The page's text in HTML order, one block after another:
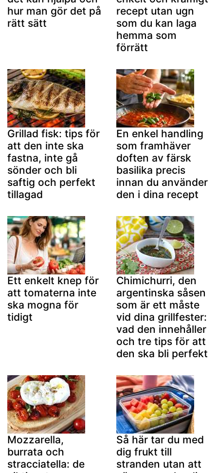
hur man gör det på
rätt sätt
recept utan ugn
som du kan laga
hemma som
förrätt
Grillad fisk: tips för
att den inte ska
fastna, inte gå
sönder och bli
saftig och perfekt
tillagad
En enkel handling
som framhäver
doften av färsk
basilika precis
innan du använder
den i dina recept
Ett enkelt knep för
att tomaterna inte
ska mogna för
tidigt
Chimichurri, den
argentinska såsen
som är ett måste
vid dina grillfester:
vad den innehåller
och tre tips för att
den ska bli perfekt
Mozzarella,
burrata och
stracciatella: de
Så här tar du med
dig frukt till
stranden utan att